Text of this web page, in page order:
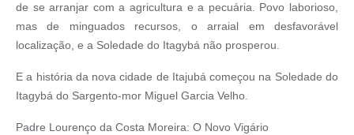
de se arranjar com a agricultura e a pecuária. Povo laborioso,
mas de minguados recursos, o arraial em desfavorável
localização, e a Soledade do Itagybá não prosperou.
E a história da nova cidade de Itajubá começou na Soledade do
Itagybá do Sargento-mor Miguel Garcia Velho.
Padre Lourenço da Costa Moreira: O Novo Vigário